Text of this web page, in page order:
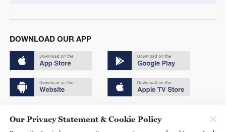
DOWNLOAD OUR APP
京ICP备20000184号
Our Privacy Statement & Cookie Policy